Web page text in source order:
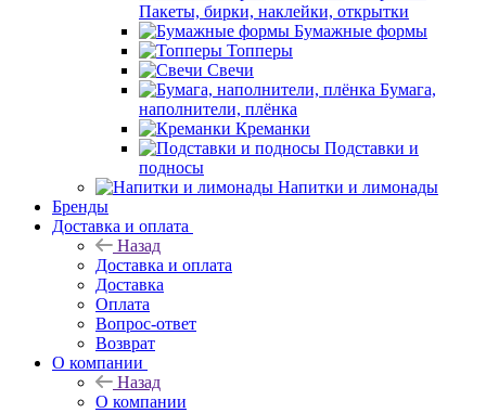
Пакеты, бирки, наклейки, открытки
Бумажные формы
Топперы
Свечи
Бумага,
наполнители, плёнка
Креманки
Подставки и
подносы
Напитки и лимонады
Бренды
Доставка и оплата
Назад
Доставка и оплата
Доставка
Оплата
Вопрос-ответ
Возврат
О компании
Назад
О компании